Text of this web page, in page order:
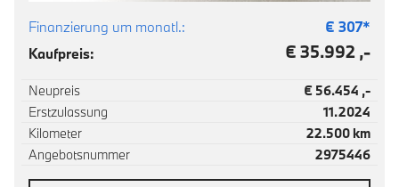
Finanzierung um monatl.: € 307*
Kaufpreis:
€ 35.992 ,-
Neupreis
€ 56.454 ,-
Erstzulassung
11.2024
Kilometer
22.500 km
Angebotsnummer
2975446